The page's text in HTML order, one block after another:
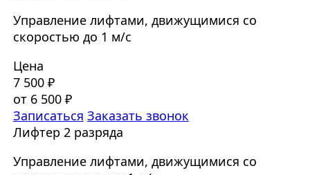
Управление лифтами, движущимися со
скоростью до 1 м/с
Цена
7 500 ₽
от 6 500 ₽
Записаться Заказать звонок
Лифтер 2 разряда
Управление лифтами, движущимися со